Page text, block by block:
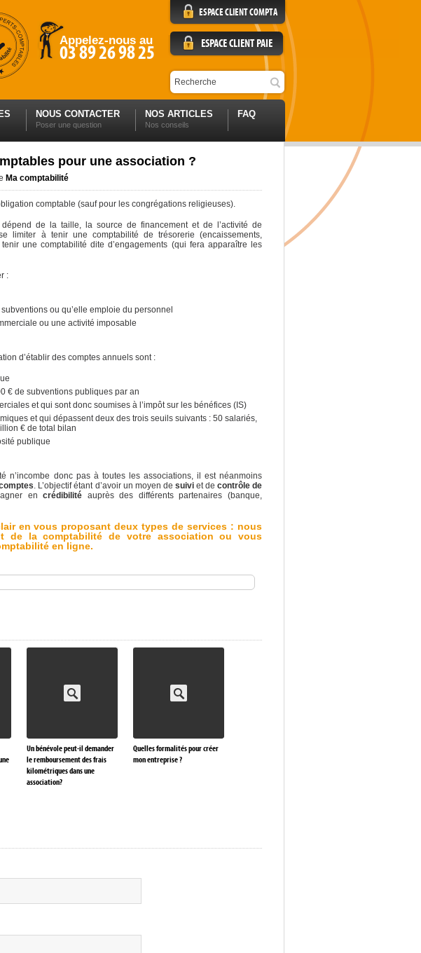
ESPACE CLIENT COMPTA
ESPACE CLIENT PAIE
Appelez-nous au
03 89 26 98 25
NOUS CONTACTER
Poser une question
NOS ARTICLES
Nos conseils
FAQ
pour une association ?
Ma comptabilité
comptable (sauf pour les congrégations religieuses).
de la taille, la source de financement et de l’activité de
limiter à tenir une comptabilité de trésorerie (encaissements,
une comptabilité dite d’engagements (qui fera apparaître les
:
ou qu’elle emploie du personnel
ou une activité imposable
d’établir des comptes annuels sont :
€ de subventions publiques par an
et qui sont donc soumises à l’impôt sur les bénéfices (IS)
et qui dépassent deux des trois seuils suivants : 50 salariés,
€ de total bilan
publique
n’incombe donc pas à toutes les associations, il est néanmoins
. L’objectif étant d’avoir un moyen de suiviet de contrôle de
encrédibilité auprès des différents partenaires (banque,
en vous proposant deux types de services : nous
de la comptabilité de votre association ou vous
en ligne.
Un bénévole peut-il demander
le remboursement des frais
kilométriques dans une
association?
Quelles formalités pour créer
mon entreprise ?